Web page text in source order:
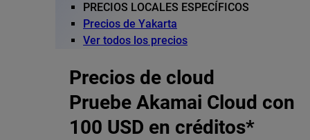
PRECIOS LOCALES ESPECÍFICOS
Precios de Yakarta
Ver todos los precios
Precios de cloud
Pruebe Akamai Cloud con
100 USD en créditos*